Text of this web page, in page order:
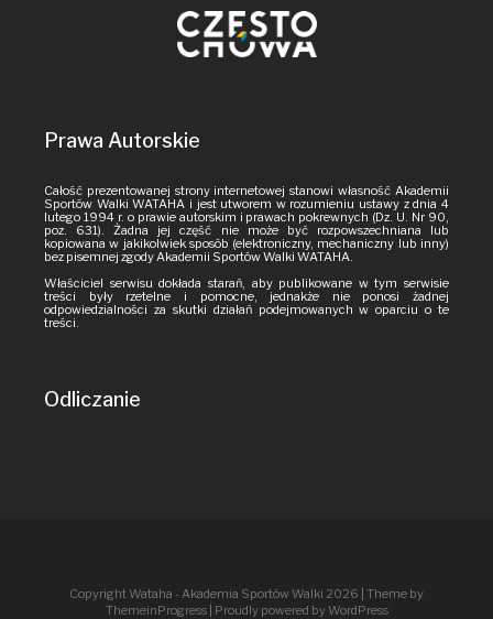
Prawa Autorskie
Całość prezentowanej strony internetowej stanowi własność Akademii
Sportów Walki WATAHA i jest utworem w rozumieniu ustawy z dnia 4
lutego 1994 r. o prawie autorskim i prawach pokrewnych (Dz. U. Nr 90,
poz. 631). Żadna jej część nie może być rozpowszechniana lub
kopiowana w jakikolwiek sposób (elektroniczny, mechaniczny lub inny)
bez pisemnej zgody Akademii Sportów Walki WATAHA.
Właściciel serwisu dokłada starań, aby publikowane w tym serwisie
treści były rzetelne i pomocne, jednakże nie ponosi żadnej
odpowiedzialności za skutki działań podejmowanych w oparciu o te
treści.
Odliczanie
Copyright Wataha - Akademia Sportów Walki 2026 | Theme by
ThemeinProgress
| Proudly powered by WordPress